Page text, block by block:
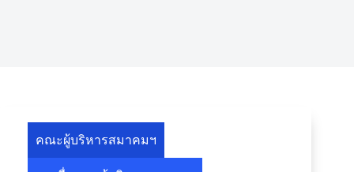
คณะผู้บริหารสมาคมฯ